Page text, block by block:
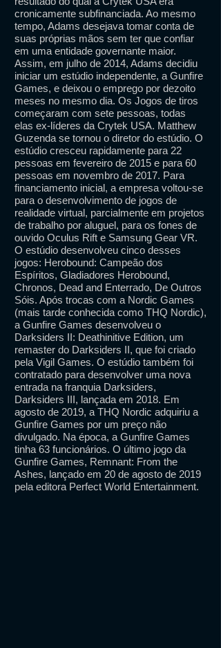
cronicamente subfinanciada. Ao mesmo
tempo, Adams desejava tomar conta de
suas próprias mãos sem ter que confiar
em uma entidade governante maior.
Assim, em julho de 2014, Adams decidiu
iniciar um estúdio independente, a Gunfire
Games, e deixou o emprego por dezoito
meses no mesmo dia. Os Jogos de tiros
começaram com sete pessoas, todas
elas ex-líderes da Crytek USA. Matthew
Guzenda se tornou o diretor do estúdio. O
estúdio cresceu rapidamente para 22
pessoas em fevereiro de 2015 e para 60
pessoas em novembro de 2017. Para
financiamento inicial, a empresa voltou-se
para o desenvolvimento de jogos de
realidade virtual, parcialmente em projetos
de trabalho por aluguel, para os fones de
ouvido Oculus Rift e Samsung Gear VR.
O estúdio desenvolveu cinco desses
jogos: Herobound: Campeão dos
Espíritos, Gladiadores Herobound,
Chronos, Dead and Enterrado, De Outros
Sóis. Após trocas com a Nordic Games
(mais tarde conhecida como THQ Nordic),
a Gunfire Games desenvolveu o
Darksiders II: Deathinitive Edition, um
remaster do Darksiders II, que foi criado
pela Vigil Games. O estúdio também foi
contratado para desenvolver uma nova
entrada na franquia Darksiders,
Darksiders III, lançada em 2018. Em
agosto de 2019, a THQ Nordic adquiriu a
Gunfire Games por um preço não
divulgado. Na época, a Gunfire Games
tinha 63 funcionários. O último jogo da
Gunfire Games, Remnant: From the
Ashes, lançado em 20 de agosto de 2019
pela editora Perfect World Entertainment.